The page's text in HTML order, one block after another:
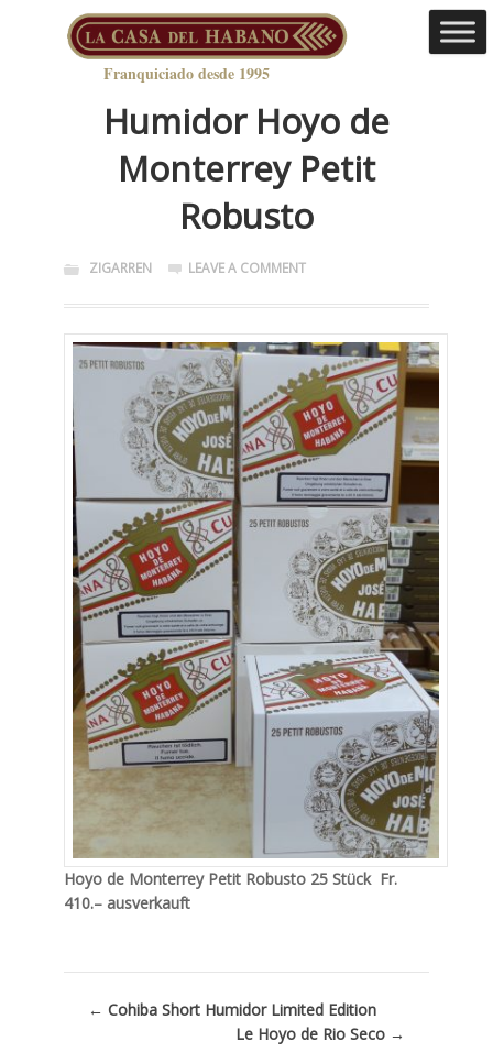
Franquiciado desde 1995
Humidor Hoyo de
Monterrey Petit
Robusto
ZIGARREN LEAVE A COMMENT
Hoyo de Monterrey Petit Robusto 25 Stück Fr.
410.– ausverkauft
← Cohiba Short Humidor Limited Edition
Le Hoyo de Rio Seco →